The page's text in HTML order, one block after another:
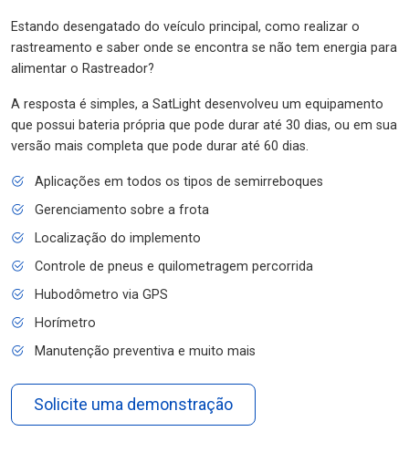
Estando desengatado do veículo principal, como realizar o
rastreamento e saber onde se encontra se não tem energia para
alimentar o Rastreador?
A resposta é simples, a SatLight desenvolveu um equipamento
que possui bateria própria que pode durar até 30 dias, ou em sua
versão mais completa que pode durar até 60 dias.
Aplicações em todos os tipos de semirreboques
Gerenciamento sobre a frota
Localização do implemento
Controle de pneus e quilometragem percorrida
Hubodômetro via GPS
Horímetro
Manutenção preventiva e muito mais
Solicite uma demonstração